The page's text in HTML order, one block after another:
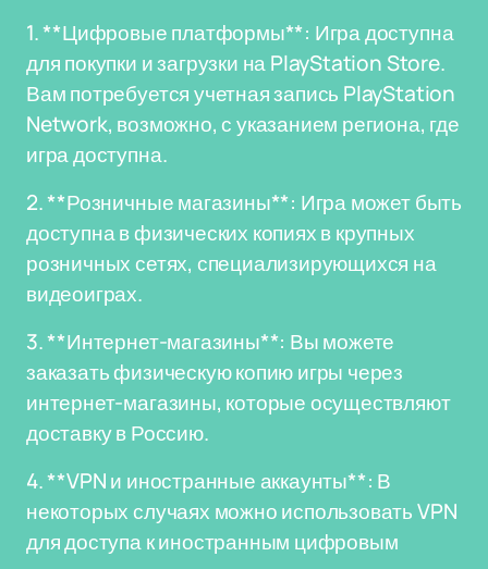
1. **Цифровые платформы**: Игра доступна
для покупки и загрузки на PlayStation Store.
Вам потребуется учетная запись PlayStation
Network, возможно, с указанием региона, где
игра доступна.
2. **Розничные магазины**: Игра может быть
доступна в физических копиях в крупных
розничных сетях, специализирующихся на
видеоиграх.
3. **Интернет-магазины**: Вы можете
заказать физическую копию игры через
интернет-магазины, которые осуществляют
доставку в Россию.
4. **VPN и иностранные аккаунты**: В
некоторых случаях можно использовать VPN
для доступа к иностранным цифровым